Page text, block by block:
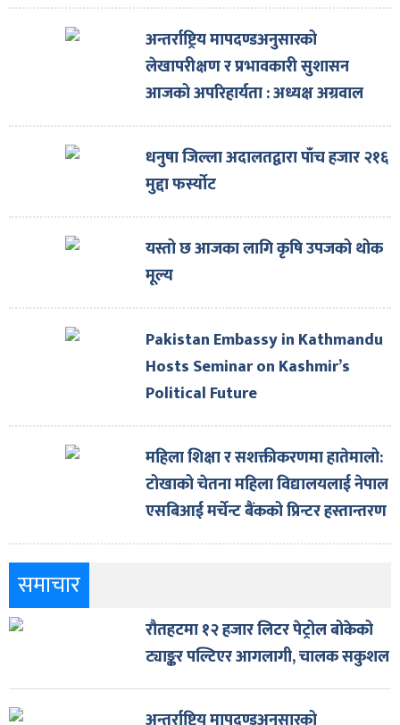
अन्तर्राष्ट्रिय मापदण्डअनुसारको
लेखापरीक्षण र प्रभावकारी सुशासन
आजको अपरिहार्यता : अध्यक्ष अग्रवाल
धनुषा जिल्ला अदालतद्वारा पाँच हजार २१६
मुद्दा फर्स्योट
यस्तो छ आजका लागि कृषि उपजको थोक
मूल्य
Pakistan Embassy in Kathmandu
Hosts Seminar on Kashmir’s
Political Future
महिला शिक्षा र सशक्तीकरणमा हातेमालो:
टोखाको चेतना महिला विद्यालयलाई नेपाल
एसबिआई मर्चेन्ट बैंकको प्रिन्टर हस्तान्तरण
समाचार
रौतहटमा १२ हजार लिटर पेट्रोल बोकेको
ट्याङ्कर पल्टिएर आगलागी, चालक सकुशल